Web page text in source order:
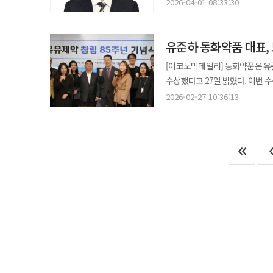
통해 최적 용량과 내약성을 확인해 나갈 계획이다”고 말했다.
비만치료제 DA-1726과 MASH
온코닉테라퓨틱스 ‘네수파립’, BJC 게재…내성 극복 가능
(JPI-547)’ 연구 결과가 국제 학술지
문용화 교수 연구팀이 주도했으
내성 모델에서도 단독 투여만
기전 측면에서는 DNA 손상 복
대원제약은 올해부터 계절성 중
메시지를 담은 ‘감기의 소리를 찾
편에 이어 이번에는 어린이 감기약 ‘콜대원키
통해 어린이 감기약 대표 브랜
멍한 느낌을 호소해왔다. 최근 시장의 주류로 떠오른 3세대 항히스타민제는 이러한 부작용을 획기적으로 줄였다. 핵심
통과하지 않는 기전으로 졸음과
제제 대비 정제 크기를 줄인 필름코팅 형태로 복약
연질캡슐’을 선보였다. 펙소페
완화를 기대할 수 있는 제품이다
연질캡슐 특유의 빠른 효과 발현이
민감하거나 부작용을 경계하는
구축을 주도했다. 류 본부장은 “유유제약의 오랜 업력과 제조 기반을 바탕으로 기존 주력 제품을 잇는 개량신약 및 특화
제형 개발에 집중하겠다”며 “기
유준하 동화약품 대표
[이코노믹데일리] 동화약품은
수상했다고 27일 밝혔다. 이번 수상은 해외 사업 확대를 통한 국내 제약산업 수출 진흥 공로를 인정받은 데 따른 것이다.
유 대표는 1989년 동화약품 마케
관광객 수요를 확보하며 K-
진출시켜 현지 오프라인 유통망을 확대했다. 유준하 동화약품 대표는 “이번 표창은 임직
최고(最古) 제약기업으로서 한국 의약품의
2026-02-27 10:36:13